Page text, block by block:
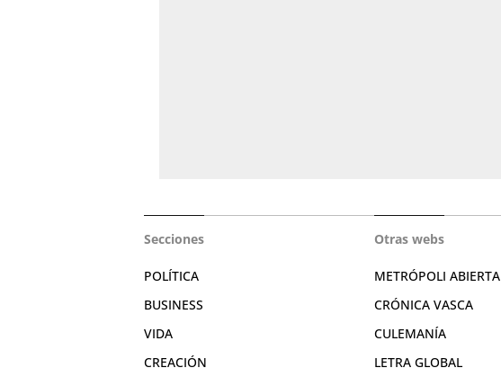
Secciones
POLÍTICA
BUSINESS
VIDA
CREACIÓN
Otras webs
METRÓPOLI ABIERTA
CRÓNICA VASCA
CULEMANÍA
LETRA GLOBAL